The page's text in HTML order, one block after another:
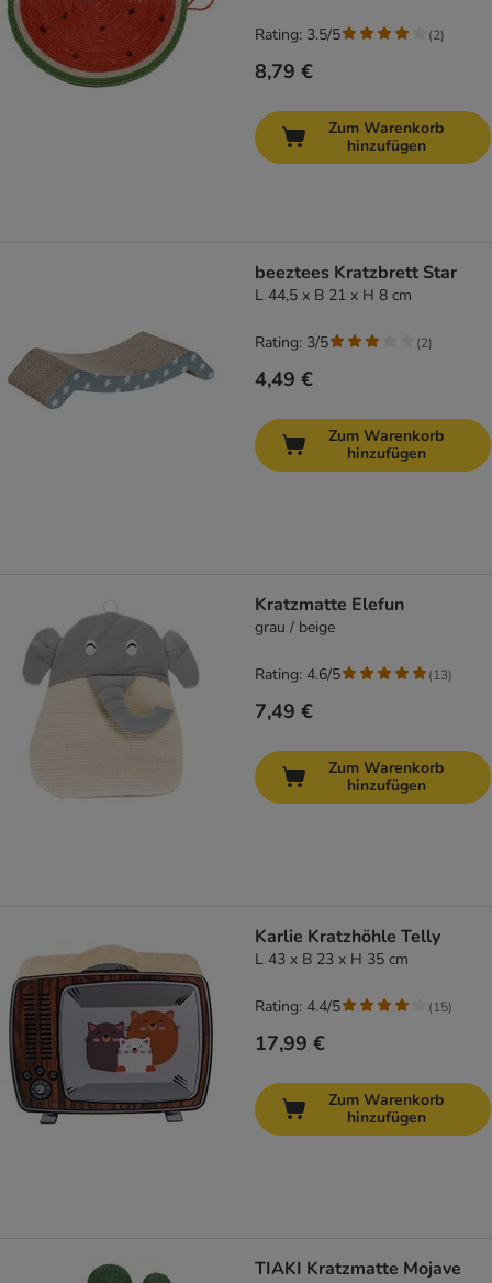
8,79 €
Rating: 3.5/5 (2)
Zum Warenkorb
hinzufügen
beeztees Kratzbrett Star
L 44,5 x B 21 x H 8 cm
4,49 €
Rating: 3/5 (2)
Zum Warenkorb
hinzufügen
Kratzmatte Elefun
grau / beige
7,49 €
Rating: 4.6/5 (13)
Zum Warenkorb
hinzufügen
Karlie Kratzhöhle Telly
L 43 x B 23 x H 35 cm
17,99 €
Rating: 4.4/5 (15)
Zum Warenkorb
hinzufügen
TIAKI Kratzmatte Mojave